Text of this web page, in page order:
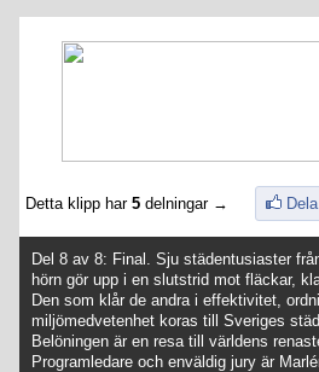
Detta klipp har 5 delningar →
Del 8 av 8: Final. Sju städentusiaster
hörn gör upp i en slutstrid mot fläckar,
Den som klår de andra i effektivitet,
miljömedvetenhet koras till Sveriges
Belöningen är en resa till världens
Programledare och enväldig jury är